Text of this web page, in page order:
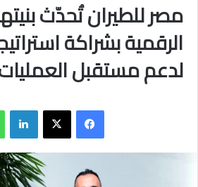
مصر للطيران تُحدّث
الرقمية بشراكة
لدعم مستقبل
فيسبوك X لينكدإن